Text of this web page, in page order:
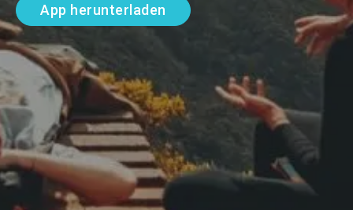
App herunterladen